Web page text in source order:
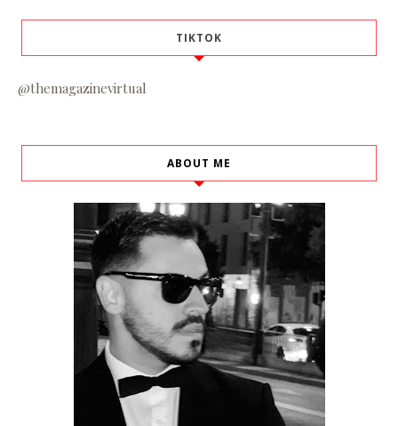
TIKTOK
@themagazinevirtual
ABOUT ME